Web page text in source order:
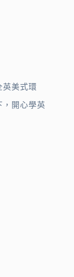
英美式環
，開心學英